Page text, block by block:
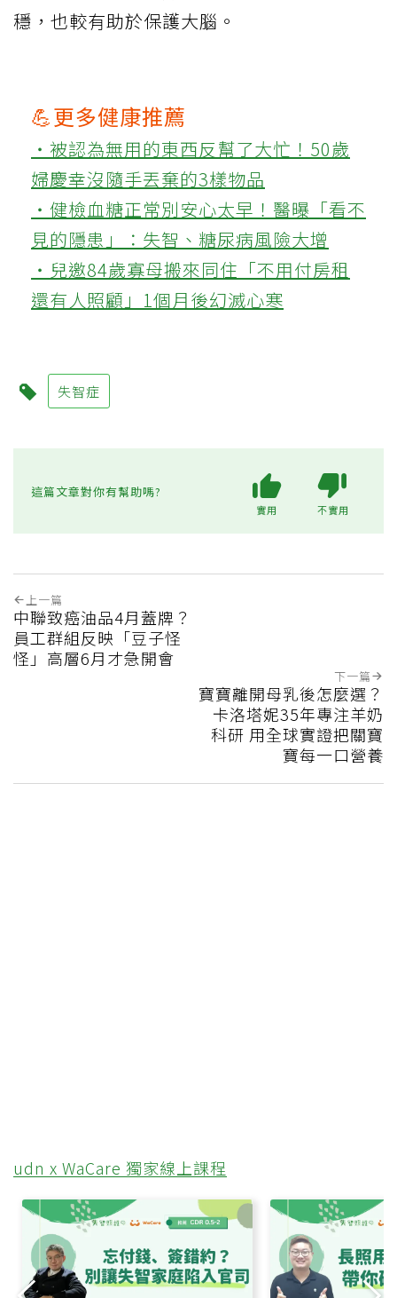
穩，也較有助於保護大腦。
💪更多健康推薦
‧被認為無用的東西反幫了大忙！50歲
婦慶幸沒隨手丟棄的3樣物品
‧健檢血糖正常別安心太早！醫曝「看不
見的隱患」：失智、糖尿病風險大增
‧兒邀84歲寡母搬來同住「不用付房租
還有人照顧」1個月後幻滅心寒
失智症
這篇文章對你有幫助嗎?
實用 不實用
上一篇
中聯致癌油品4月蓋牌？
員工群組反映「豆子怪
怪」高層6月才急開會
下一篇
寶寶離開母乳後怎麼選？
卡洛塔妮35年專注羊奶
科研 用全球實證把關寶
寶每一口營養
udn x WaCare 獨家線上課程